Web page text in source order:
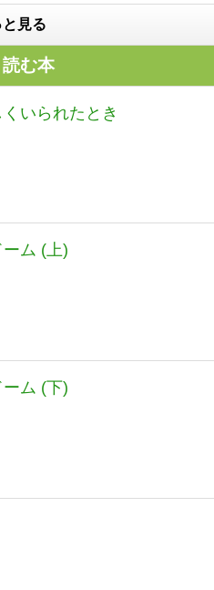
と見る
む本
いられたとき
ム (上)
ム (下)